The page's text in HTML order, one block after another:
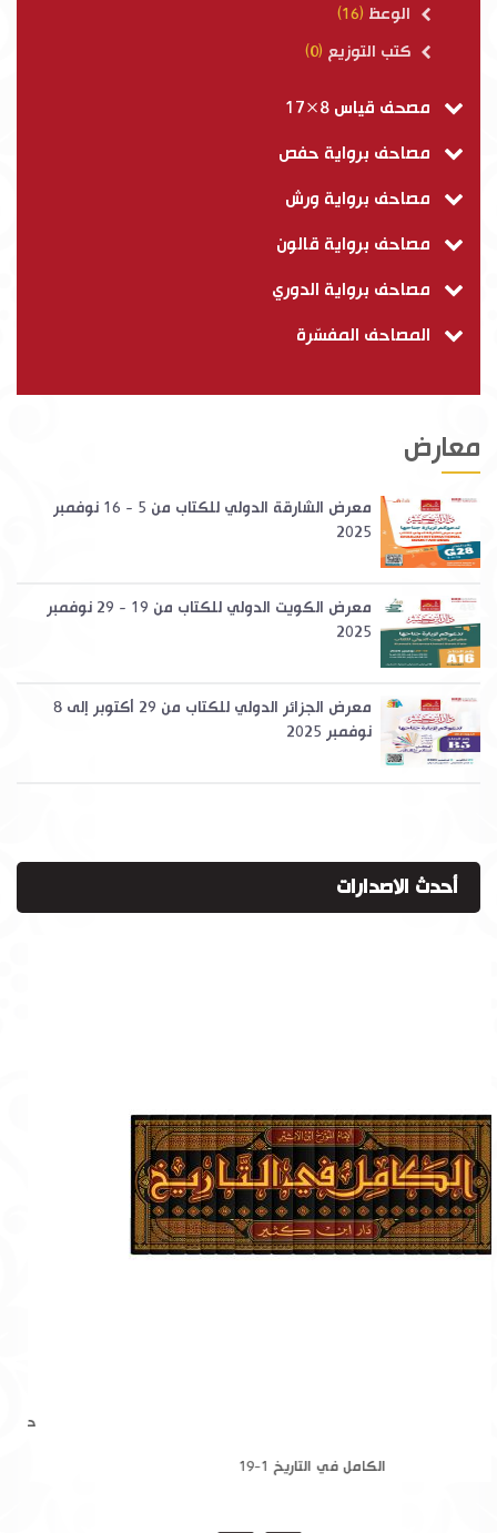
الوعظ (16)
كتب التوزيع (0)
مصحف قياس 8×17
مصاحف برواية حفص
مصاحف برواية ورش
مصاحف برواية قالون
مصاحف برواية الدوري
المصاحف المفسّرة
معارض
معرض الشارقة الدولي للكتاب من 5 - 16 نوفمبر
2025
معرض الكويت الدولي للكتاب من 19 - 29 نوفمبر
2025
معرض الجزائر الدولي للكتاب من 29 أكتوبر إلى 8
نوفمبر 2025
أحدث الاصدارات
الكامل في التاريخ 1-19